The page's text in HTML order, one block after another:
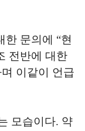
문의에 “현
전반에 대한
이같이 언급
모습이다. 약